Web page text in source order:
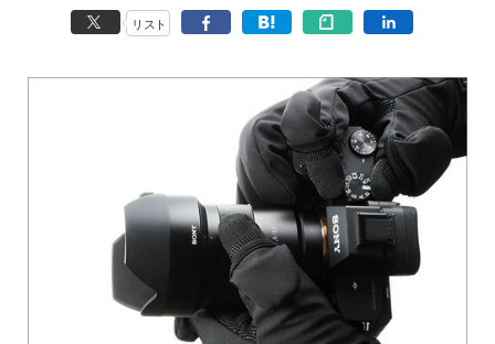
リスト